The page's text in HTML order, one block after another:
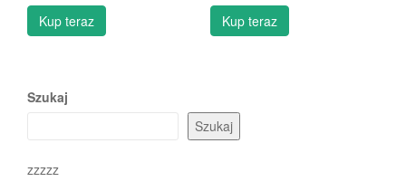
Kup teraz Kup teraz
Szukaj
Szukaj
zzzzz